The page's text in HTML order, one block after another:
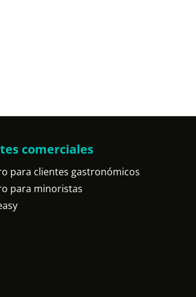
comerciales
para clientes gastronómicos
para minoristas